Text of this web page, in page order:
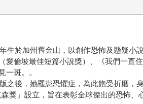
生於加州舊金山，以創作恐怖及懸疑小
愛倫坡最佳短篇小說獎）、《我們一直
一斑。。
之後，她罹患恐懼症，為此飽受折磨，
森獎」設立，旨在表彰全球傑出的恐怖、